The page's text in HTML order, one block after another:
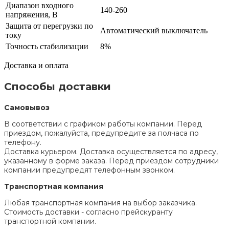
Диапазон входного
напряжения, В
140-260
Защита от перегрузки по
току
Автоматический выключатель
Точность стабилизации
8%
Доставка и оплата
Способы доставки
Самовывоз
В соответствии с графиком работы компании. Перед
приездом, пожалуйста, предупредите за полчаса по
телефону.
Доставка курьером. Доставка осуществляется по адресу,
указанному в форме заказа. Перед приездом сотрудники
компании предупредят телефонным звонком.
Транспортная компания
Любая транспортная компания на выбор заказчика.
Стоимость доставки - согласно прейскуранту
транспортной компании.